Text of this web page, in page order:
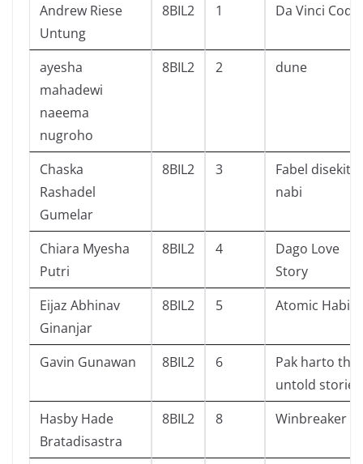
Andrew Riese
Untung
8BIL2 1 Da Vinci Code
ayesha
mahadewi
naeema
nugroho
8BIL2 2 dune
Chaska
Rashadel
Gumelar
8BIL2 3
Fabel disekitar
nabi
Chiara Myesha
Putri
8BIL2 4
Dago Love
Story
Eijaz Abhinav
Ginanjar
8BIL2 5 Atomic Habits
Gavin Gunawan 8BIL2 6
Pak harto the
untold stories
Hasby Hade
Bratadisastra
8BIL2 8 Winbreaker